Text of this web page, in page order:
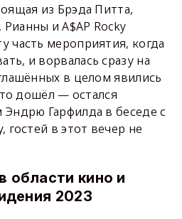
из Брэда Питта,
и A$AP Rocky
часть мероприятия, когда
и ворвалась сразу на
в целом явились
дошёл — остался
Гарфилда в беседе с
гостей в этот вечер не
области кино и
2023